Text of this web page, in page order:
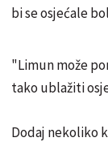
bi se osjećale
"Limun može
tako ublažiti
Dodaj nekoliko